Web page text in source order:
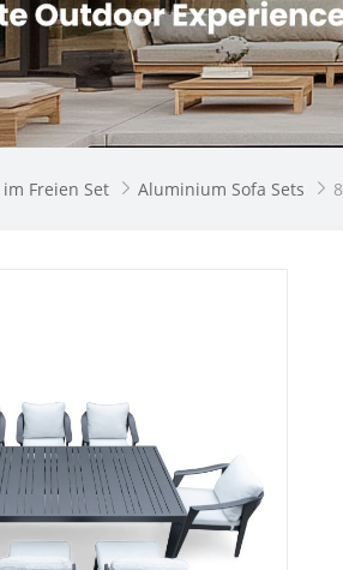
im Freien Set  Aluminium Sofa Sets 